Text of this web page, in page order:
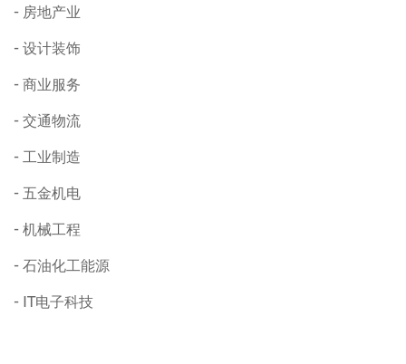
房地产业
设计装饰
商业服务
交通物流
工业制造
五金机电
机械工程
石油化工能源
IT电子科技